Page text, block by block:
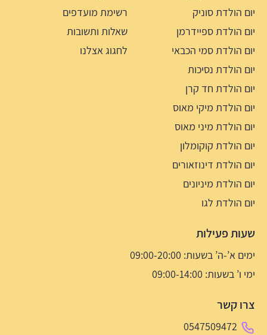
יום הולדת סוניק
יום הולדת ספיידרמן
יום הולדת סמי הכבאי
יום הולדת נסיכות
יום הולדת חד קרן
יום הולדת מיקי מאוס
יום הולדת מיני מאוס
יום הולדת קוקומלון
יום הולדת דינוזאורים
יום הולדת מיניונים
יום הולדת לגו
רשימת מועדפים
שאלות ותשובות
לחגוג אצלנו
שעות פעילות
ימים א’-ה’ בשעות: 09:00-20:00
ימי ו’ בשעות: 09:00-14:00
צרו קשר
0547509472